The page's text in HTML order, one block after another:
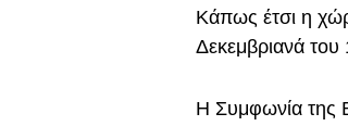
Κάπως έτσι η
Δεκεμβριανά του
Η Συμφωνία της